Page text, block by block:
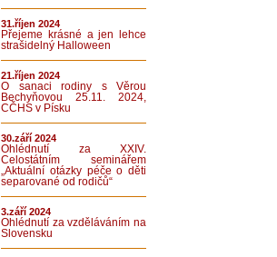
31.říjen 2024
Přejeme krásné a jen lehce
strašidelný Halloween
21.říjen 2024
O sanaci rodiny s Věrou
Bechyňovou 25.11. 2024,
CČHS v Písku
30.září 2024
Ohlédnutí za XXIV.
Celostátním seminářem
„Aktuální otázky péče o děti
separované od rodičů“
3.září 2024
Ohlédnutí za vzděláváním na
Slovensku